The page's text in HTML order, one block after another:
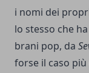
i nomi dei
lo stesso che
brani pop, da
forse il caso